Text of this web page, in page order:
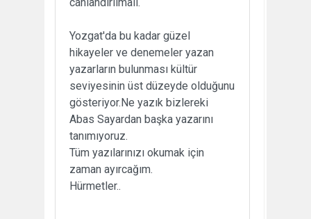
Yozgat'da bu kadar güzel
hikayeler ve denemeler yazan
yazarların bulunması kültür
seviyesinin üst düzeyde olduğunu
gösteriyor.Ne yazık bizlereki
Abas Sayardan başka yazarını
tanımıyoruz.
Tüm yazılarınızı okumak için
zaman ayırcağım.
Hürmetler..